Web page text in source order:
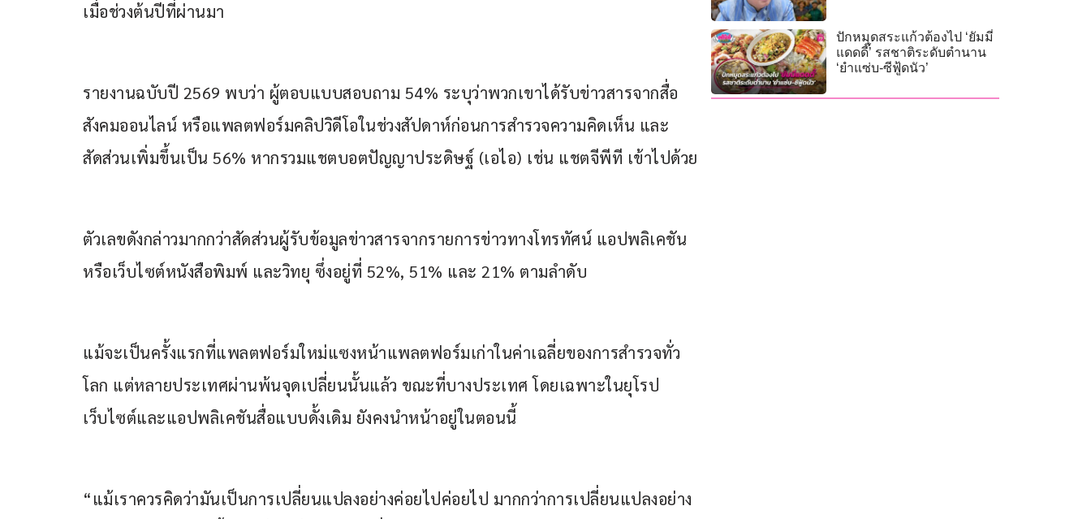
เมื่อช่วงต้นปีที่ผ่านมา
รายงานฉบับปี 2569 พบว่า ผู้ตอบแบบสอบถาม 54% ระบุว่าพวกเขาได้รับข่าวสารจากสื่อ
สังคมออนไลน์ หรือแพลตฟอร์มคลิปวิดีโอในช่วงสัปดาห์ก่อนการสำรวจความคิดเห็น และ
สัดส่วนเพิ่มขึ้นเป็น 56% หากรวมแชตบอตปัญญาประดิษฐ์ (เอไอ) เช่น แชตจีพีที เข้าไปด้วย
ตัวเลขดังกล่าวมากกว่าสัดส่วนผู้รับข้อมูลข่าวสารจากรายการข่าวทางโทรทัศน์ แอปพลิเคชัน
หรือเว็บไซต์หนังสือพิมพ์ และวิทยุ ซึ่งอยู่ที่ 52%, 51% และ 21% ตามลำดับ
แม้จะเป็นครั้งแรกที่แพลตฟอร์มใหม่แซงหน้าแพลตฟอร์มเก่าในค่าเฉลี่ยของการสำรวจทั่ว
โลก แต่หลายประเทศผ่านพ้นจุดเปลี่ยนนั้นแล้ว ขณะที่บางประเทศ โดยเฉพาะในยุโรป
เว็บไซต์และแอปพลิเคชันสื่อแบบดั้งเดิม ยังคงนำหน้าอยู่ในตอนนี้
“แม้เราควรคิดว่ามันเป็นการเปลี่ยนแปลงอย่างค่อยไปค่อยไป มากกว่าการเปลี่ยนแปลงอย่าง
ปักหมุดสระแก้วต้องไป ‘ยัมมี่
แดดดี๊’ รสชาติระดับตำนาน
‘ยำแซ่บ-ซีฟู้ดนัว’